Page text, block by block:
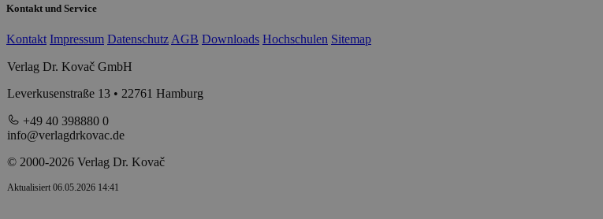
Kontakt und Service
Kontakt Impressum Datenschutz AGB Downloads Hochschulen Sitemap
Verlag Dr. Kovač GmbH
Leverkusenstraße 13 • 22761 Hamburg
+49 40 398880 0
info@verlagdrkovac.de
© 2000-2026 Verlag Dr. Kovač
Aktualisiert 06.05.2026 14:41